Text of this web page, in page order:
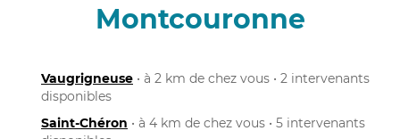
Montcouronne
Vaugrigneuse • à 2 km de chez vous • 2 intervenants
disponibles
Saint-Chéron • à 4 km de chez vous • 5 intervenants